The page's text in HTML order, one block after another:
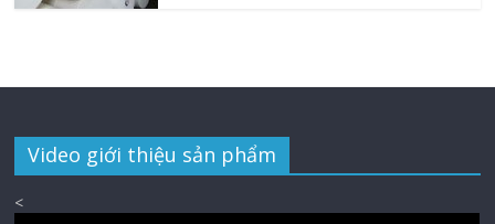
Video giới thiệu sản phẩm
<